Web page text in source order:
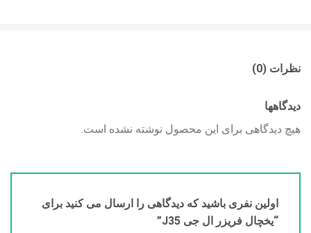
نظرات (0)
دیدگاهها
هیچ دیدگاهی برای این محصول نوشته نشده است.
اولین نفری باشید که دیدگاهی را ارسال می کنید برای
“یخچال فریزر ال جی J35”